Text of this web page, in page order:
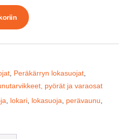
Peräkärryn lokasuojat
pyörät ja varaosat
lokari lokasuoja perävaunu